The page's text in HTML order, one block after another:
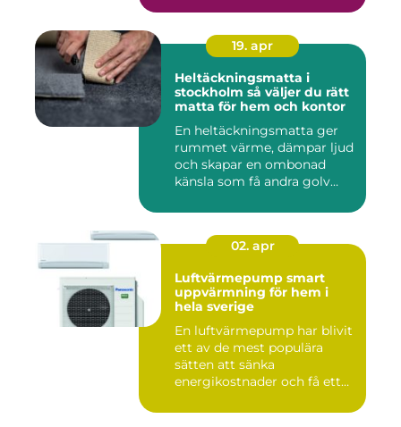
19. apr
Heltäckningsmatta i
stockholm så väljer du rätt
matta för hem och kontor
En heltäckningsmatta ger
rummet värme, dämpar ljud
och skapar en ombonad
känsla som få andra golv
02. apr
Luftvärmepump smart
uppvärmning för hem i
hela sverige
En luftvärmepump har blivit
ett av de mest populära
sätten att sänka
energikostnader och få ett